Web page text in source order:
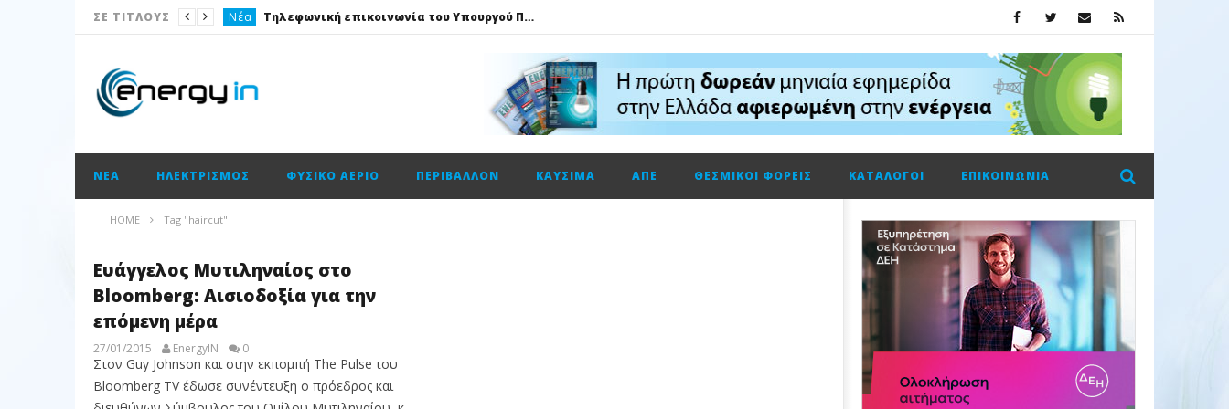
ΣΕ ΤΙΤΛΟΥΣ Νέα Τηλεφωνική επικοινωνία του Υπουργού Περιβάλλοντος και Ενέργειας, κ. Σταύρου Παπασταύρου με τον Ισραηλινό ομόλογό του, κ. Eli Cohen
Ηλεκτρισμός GSI: Η είσοδος της Meridiam αλλάζει τα δεδομένα για τη διασύνδεση Ελλάδας – Κύπρου
Ο Όμιλος AKTOR εξαγοράζει το 75% των εταιρειών ΗΛΕΚΤΩΡ και THALIS στο πλαίσιο στρατηγικής συνεργασίας με τον Όμιλο ΜΟΤΟΡ ΟΪΛ
Ισολογισμοί Metlen: Σε επίπεδο ρεκόρ τα EBITDA το εξάμηνο, στα 550 εκατ. ευρώ – Κέρδη 2,18 ευρώ ανά μετοχή
Ισολογισμοί
ΝΈΑ ΗΛΕΚΤΡΙΣΜΌΣ ΦΥΣΙΚΌ ΑΈΡΙΟ ΠΕΡΙΒΆΛΛΟΝ ΚΑΎΣΙΜΑ ΑΠΕ ΘΕΣΜΙΚΟΊ ΦΟΡΕΊΣ ΚΑΤΆΛΟΓΟΙ ΕΠΙΚΟΙΝΩΝΊΑ
HOME Tag "haircut"
Ευάγγελος Μυτιληναίος στο
Bloomberg: Αισιοδοξία για την
επόμενη μέρα
27/01/2015 EnergyIN 0
Στον Guy Johnson και στην εκπομπή The Pulse του
Bloomberg TV έδωσε συνέντευξη o πρόεδρος και